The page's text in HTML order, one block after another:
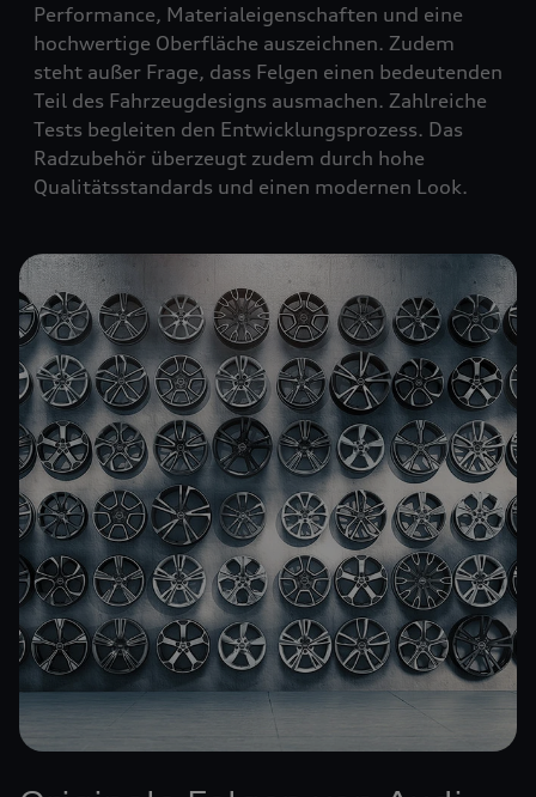
Performance, Materialeigenschaften und eine
hochwertige Oberfläche auszeichnen. Zudem
steht außer Frage, dass Felgen einen bedeutenden
Teil des Fahrzeugdesigns ausmachen. Zahlreiche
Tests begleiten den Entwicklungsprozess. Das
Radzubehör überzeugt zudem durch hohe
Qualitätsstandards und einen modernen Look.